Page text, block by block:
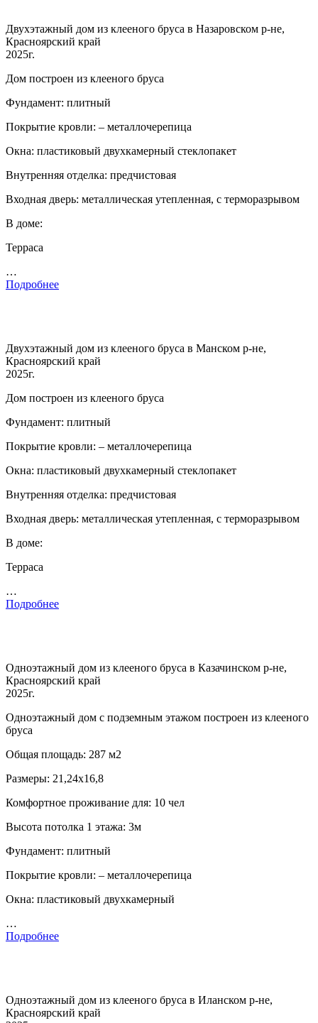
Двухэтажный дом из клееного бруса в Назаровском р-не,
Красноярский край
2025г.
Дом построен из клееного бруса
Фундамент: плитный
Покрытие кровли: – металлочерепица
Окна: пластиковый двухкамерный стеклопакет
Внутренняя отделка: предчистовая
Входная дверь: металлическая утепленная, с терморазрывом
В доме:
Терраса
…
Подробнее
Двухэтажный дом из клееного бруса в Манском р-не,
Красноярский край
2025г.
Дом построен из клееного бруса
Фундамент: плитный
Покрытие кровли: – металлочерепица
Окна: пластиковый двухкамерный стеклопакет
Внутренняя отделка: предчистовая
Входная дверь: металлическая утепленная, с терморазрывом
В доме:
Терраса
…
Подробнее
Одноэтажный дом из клееного бруса в Казачинском р-не,
Красноярский край
2025г.
Одноэтажный дом с подземным этажом построен из клееного
бруса
Общая площадь: 287 м2
Размеры: 21,24х16,8
Комфортное проживание для: 10 чел
Высота потолка 1 этажа: 3м
Фундамент: плитный
Покрытие кровли: – металлочерепица
Окна: пластиковый двухкамерный
…
Подробнее
Одноэтажный дом из клееного бруса в Иланском р-не,
Красноярский край